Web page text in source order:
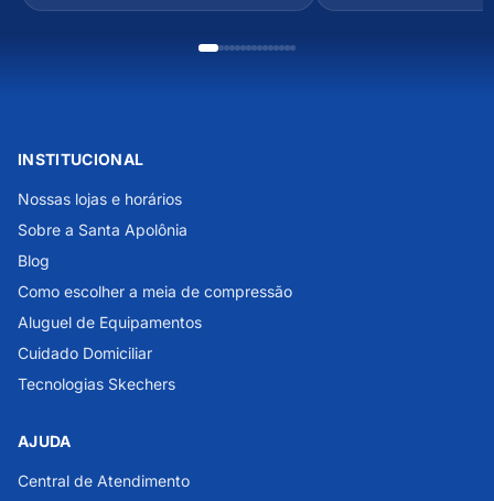
INSTITUCIONAL
Nossas lojas e horários
Sobre a Santa Apolônia
Blog
Como escolher a meia de compressão
Aluguel de Equipamentos
Cuidado Domiciliar
Tecnologias Skechers
AJUDA
Central de Atendimento